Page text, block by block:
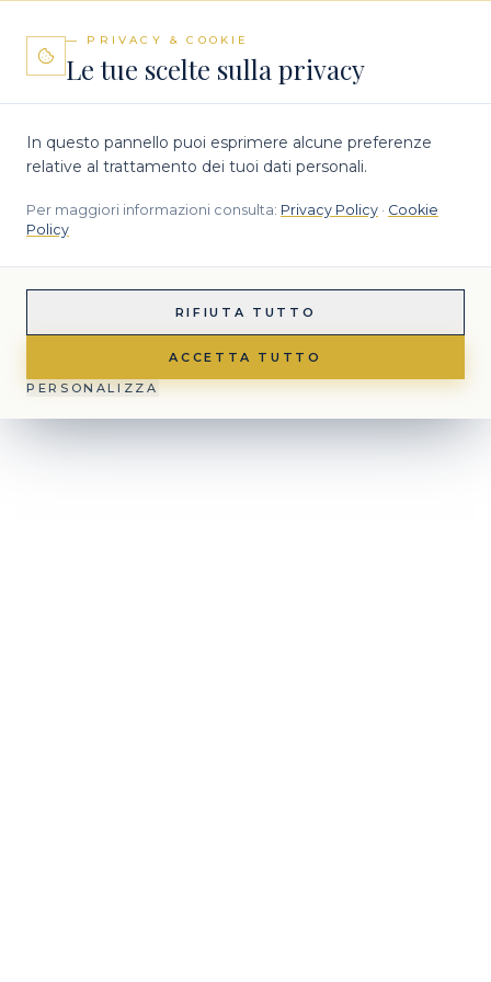
— PRIVACY & COOKIE
Le tue scelte sulla privacy
In questo pannello puoi esprimere alcune preferenze
relative al trattamento dei tuoi dati personali.
Per maggiori informazioni consulta: Privacy Policy · Cookie
Policy
PERSONALIZZA
RIFIUTA TUTTO
ACCETTA TUTTO